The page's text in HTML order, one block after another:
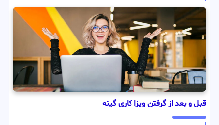
قبل و بعد از گرفتن ویزا کاری گینه